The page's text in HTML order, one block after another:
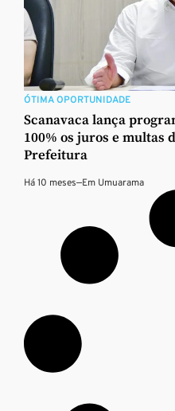
ÓTIMA OPORTUNIDADE
Scanavaca lança
100% os juros e multas
Prefeitura
Há 10 meses—Em Umuarama